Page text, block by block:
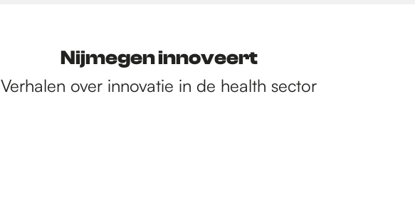
Nijmegen innoveert
Verhalen over innovatie in de health sector